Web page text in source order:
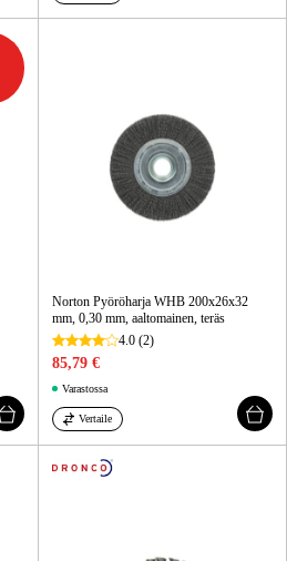
Norton Pyöröharja WHB 200x26x32
mm, 0,30 mm, aaltomainen, teräs
4.0 (2)
85,79 €
Varastossa
Vertaile